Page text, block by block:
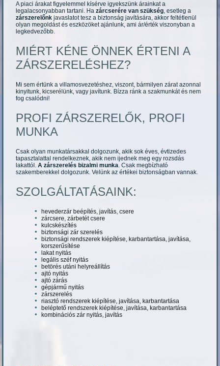
A piaci árakat figyelemmel kísérve igyekszünk árainkat a
legalacsonyabban tartani. Hazárcserére van szükség, esetleg a
zárszerelőnk javaslatot tesz a biztonság javítására, akkor feltétlenül
olyan megoldást és eszközöket ajánlunk, ami ár/érték viszonyban a
legkedvezőbb.
MIÉRT KÉNE ÖNNEK ÉRTENI A
ZÁRSZERELÉSHEZ?
Mi sem értünk a villamosvezetéshez, viszont, bármilyen zárat azonnal
kinyitunk, kicserélünk, vagy javítunk. Bízza ránk a szakmunkát és nem
fog csalódni!
PROFI ZÁRSZERELŐK, PROFI
MUNKA
Csak olyan munkatársakkal dolgozunk, akik sok éves, évtizedes
tapasztalattal rendelkeznek, akik nem ijednek meg egy rozsdás
lakattól.A zárszerelés bizalmi munka. Csak megbízható
szakemberekkel dolgozunk. Velünk az értékei biztonságban vannak.
SZOLGÁLTATÁSAINK:
hevederzár beépítés, javítás, csere
zárcsere, zárbetét csere
kulcskészítés
biztonsági zár szerelés
biztonsági rendszerek kiépítése, karbantartása, javítása,
korszerűsítése
lakat nyitás
legális széf nyitás
betörés utáni helyreállítás
ajtó nyitás
ajtó zárás
gépjármű nyitás
zárszerelés
riasztó rendszerek kiépítése, javítása, karbantartása
beléptető rendszerek kiépítése, javítása, karbantartása
kombinációs zár nyitás, javítás